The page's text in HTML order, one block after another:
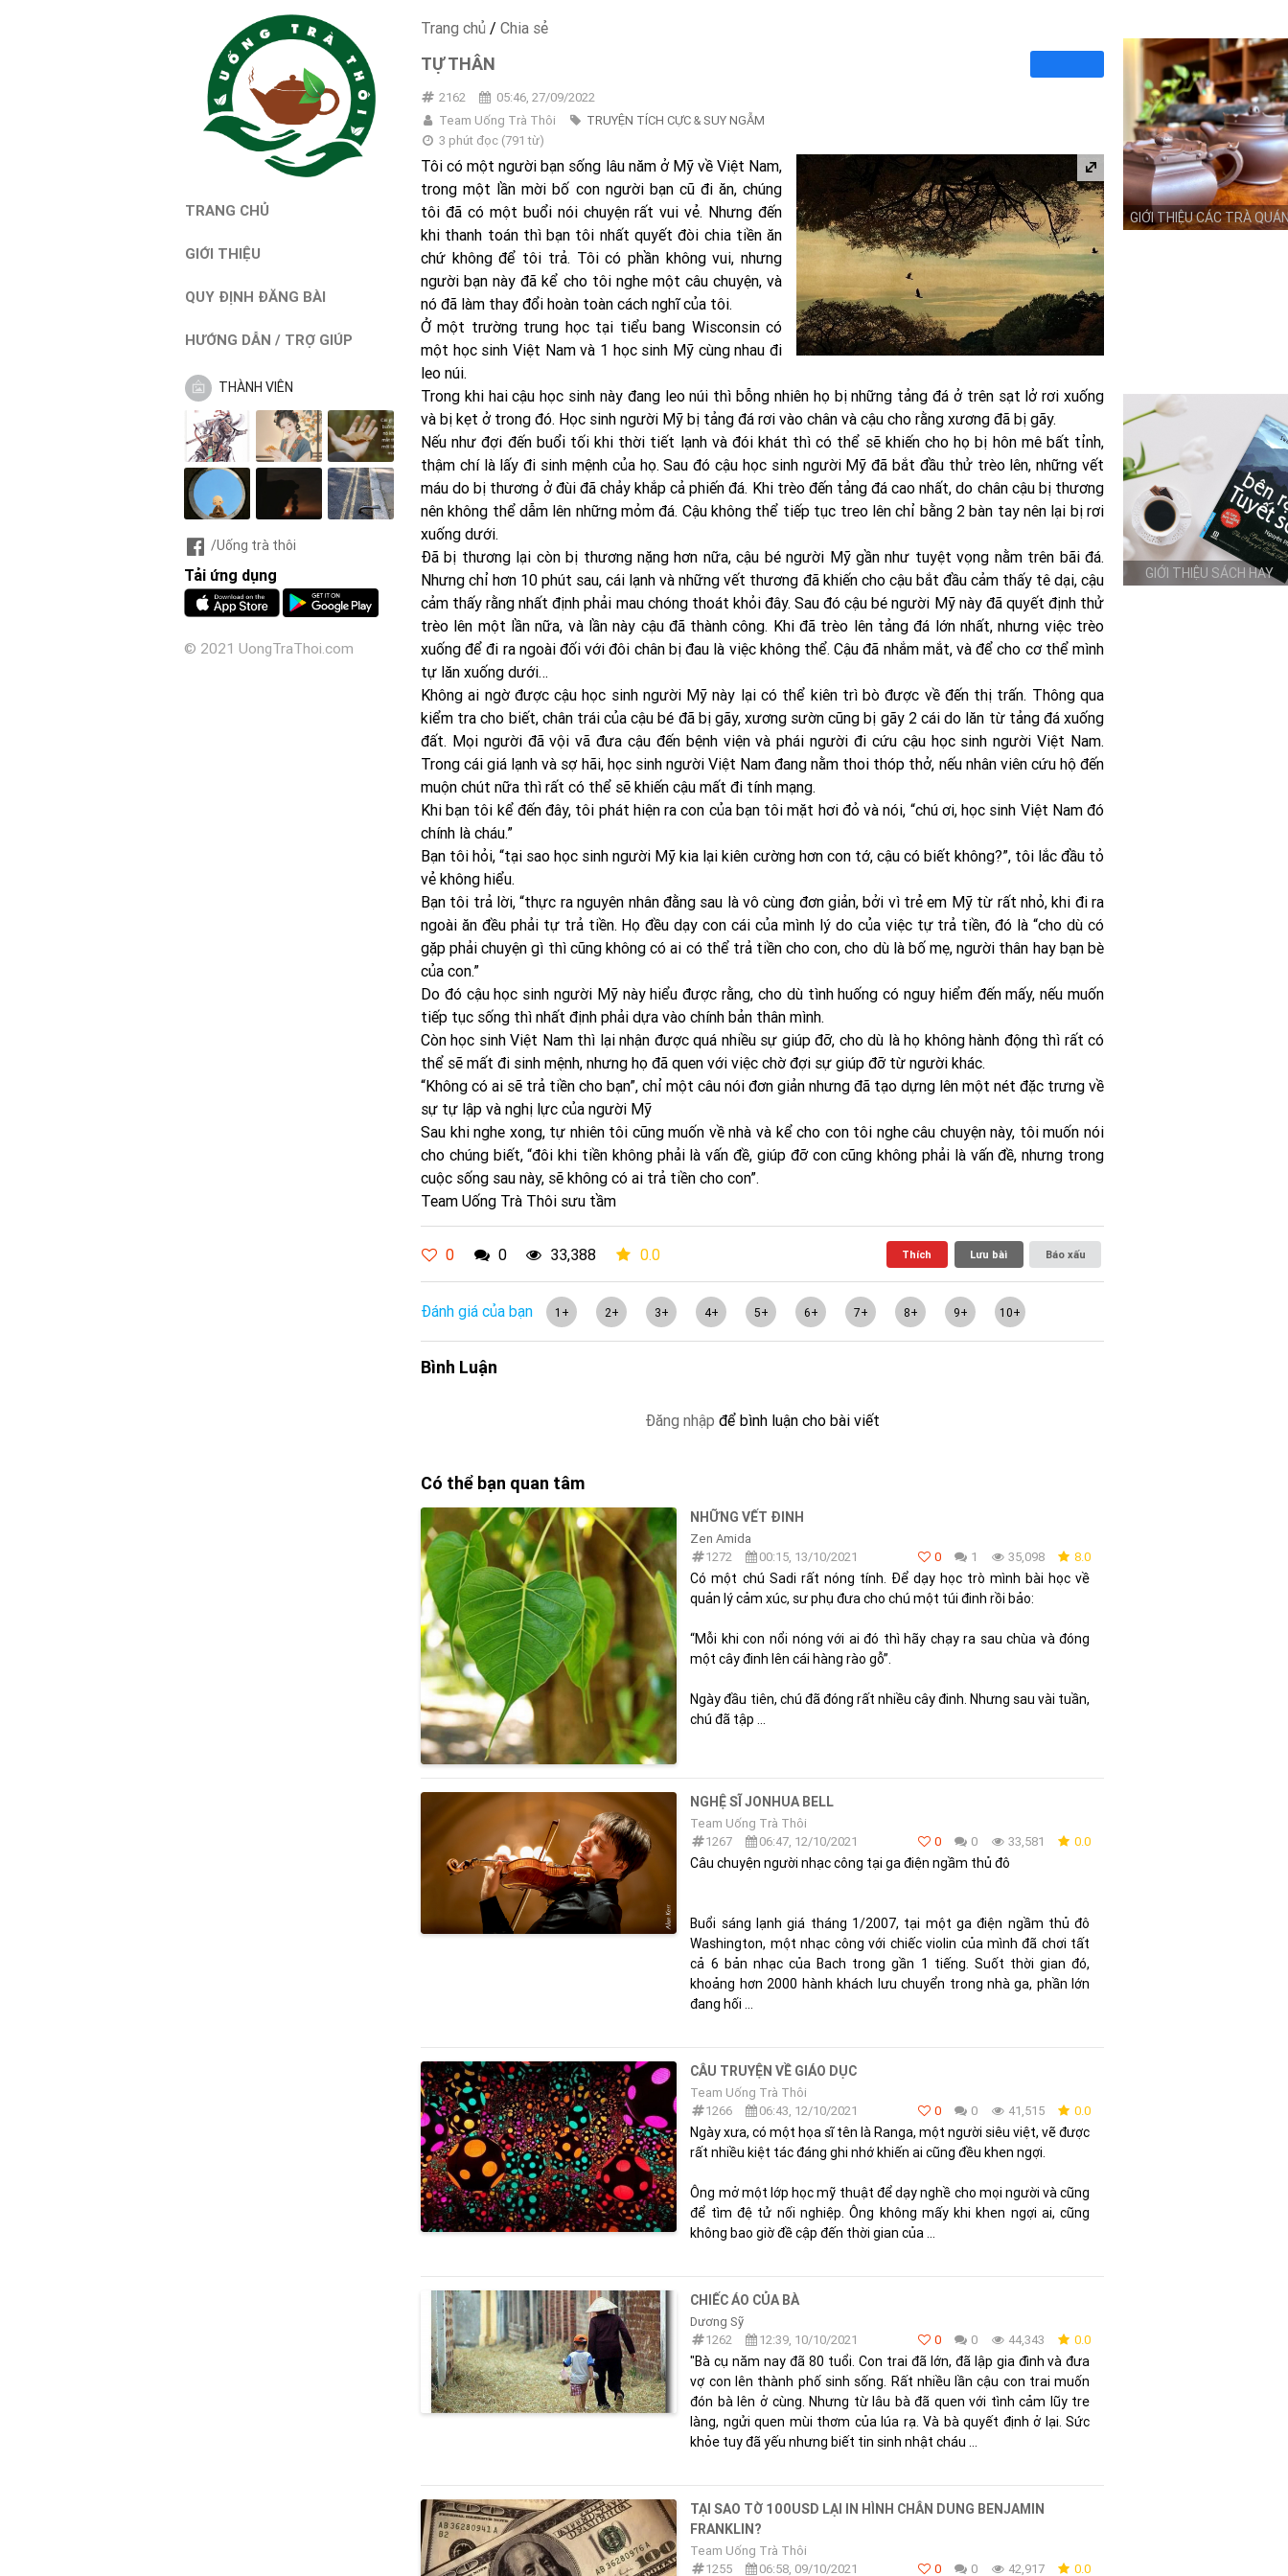
TRANG CHỦ
GIỚI THIỆU
QUY ĐỊNH ĐĂNG BÀI
HƯỚNG DẪN / TRỢ GIÚP
THÀNH VIÊN
/Uống trà thôi
Tải ứng dụng
© 2021 UongTraThoi.com
Trang chủ / Chia sẻ
TỰ THÂN
2162
05:46, 27/09/2022
Team Uống Trà Thôi
TRUYỆN TÍCH CỰC & SUY NGẪM
3 phút đọc(791 từ)
Tôi có một người bạn sống lâu năm ở Mỹ về Việt Nam,
trong một lần mời bố con người bạn cũ đi ăn, chúng
tôi đã có một buổi nói chuyện rất vui vẻ. Nhưng đến
khi thanh toán thì bạn tôi nhất quyết đòi chia tiền ăn
chứ không để tôi trả. Tôi có phần không vui, nhưng
người bạn này đã kể cho tôi nghe một câu chuyện, và
nó đã làm thay đổi hoàn toàn cách nghĩ của tôi.
Ở một trường trung học tại tiểu bang Wisconsin có
một học sinh Việt Nam và 1 học sinh Mỹ cùng nhau đi
leo núi.
Trong khi hai cậu học sinh này đang leo núi thì bỗng nhiên họ bị những tảng đá ở trên sạt lở rơi xuống
và bị kẹt ở trong đó. Học sinh người Mỹ bị tảng đá rơi vào chân và cậu cho rằng xương đã bị gãy.
Nếu như đợi đến buổi tối khi thời tiết lạnh và đói khát thì có thể sẽ khiến cho họ bị hôn mê bất tỉnh,
thậm chí là lấy đi sinh mệnh của họ. Sau đó cậu học sinh người Mỹ đã bắt đầu thử trèo lên, những vết
máu do bị thương ở đùi đã chảy khắp cả phiến đá. Khi trèo đến tảng đá cao nhất, do chân cậu bị thương
nên không thể dẫm lên những mỏm đá. Cậu không thể tiếp tục treo lên chỉ bằng 2 bàn tay nên lại bị rơi
xuống dưới.
Đã bị thương lại còn bị thương nặng hơn nữa, cậu bé người Mỹ gần như tuyệt vọng nằm trên bãi đá.
Nhưng chỉ hơn 10 phút sau, cái lạnh và những vết thương đã khiến cho cậu bắt đầu cảm thấy tê dại, cậu
cảm thấy rằng nhất định phải mau chóng thoát khỏi đây. Sau đó cậu bé người Mỹ này đã quyết định thử
trèo lên một lần nữa, và lần này cậu đã thành công. Khi đã trèo lên tảng đá lớn nhất, nhưng việc trèo
xuống để đi ra ngoài đối với đôi chân bị đau là việc không thể. Cậu đã nhắm mắt, và để cho cơ thể mình
tự lăn xuống dưới…
Không ai ngờ được cậu học sinh người Mỹ này lại có thể kiên trì bò được về đến thị trấn. Thông qua
kiểm tra cho biết, chân trái của cậu bé đã bị gãy, xương sườn cũng bị gãy 2 cái do lăn từ tảng đá xuống
đất. Mọi người đã vội vã đưa cậu đến bệnh viện và phái người đi cứu cậu học sinh người Việt Nam.
Trong cái giá lạnh và sợ hãi, học sinh người Việt Nam đang nằm thoi thóp thở, nếu nhân viên cứu hộ đến
muộn chút nữa thì rất có thể sẽ khiến cậu mất đi tính mạng.
Khi bạn tôi kể đến đây, tôi phát hiện ra con của bạn tôi mặt hơi đỏ và nói, “chú ơi, học sinh Việt Nam đó
chính là cháu.”
Bạn tôi hỏi, “tại sao học sinh người Mỹ kia lại kiên cường hơn con tớ, cậu có biết không?”, tôi lắc đầu tỏ
vẻ không hiểu.
Bạn tôi trả lời, “thực ra nguyên nhân đằng sau là vô cùng đơn giản, bởi vì trẻ em Mỹ từ rất nhỏ, khi đi ra
ngoài ăn đều phải tự trả tiền. Họ đều dạy con cái của mình lý do của việc tự trả tiền, đó là “cho dù có
gặp phải chuyện gì thì cũng không có ai có thể trả tiền cho con, cho dù là bố mẹ, người thân hay bạn bè
của con.”
Do đó cậu học sinh người Mỹ này hiểu được rằng, cho dù tình huống có nguy hiểm đến mấy, nếu muốn
tiếp tục sống thì nhất định phải dựa vào chính bản thân mình.
Còn học sinh Việt Nam thì lại nhận được quá nhiều sự giúp đỡ, cho dù là họ không hành động thì rất có
thể sẽ mất đi sinh mệnh, nhưng họ đã quen với việc chờ đợi sự giúp đỡ từ người khác.
“Không có ai sẽ trả tiền cho bạn”, chỉ một câu nói đơn giản nhưng đã tạo dựng lên một nét đặc trưng về
sự tự lập và nghị lực của người Mỹ
Sau khi nghe xong, tự nhiên tôi cũng muốn về nhà và kể cho con tôi nghe câu chuyện này, tôi muốn nói
cho chúng biết, “đôi khi tiền không phải là vấn đề, giúp đỡ con cũng không phải là vấn đề, nhưng trong
cuộc sống sau này, sẽ không có ai trả tiền cho con”.
Team Uống Trà Thôi sưu tầm
0 0 33,388 0.0 Thích Lưu bài Báo xấu
Đánh giá của bạn 1+ 2+ 3+ 4+ 5+ 6+ 7+ 8+ 9+ 10+
Bình Luận
Đăng nhập để bình luận cho bài viết
Có thể bạn quan tâm
NHỮNG VẾT ĐINH
Zen Amida
1272
00:15, 13/10/2021 0 1 35,098 8.0
Có một chú Sadi rất nóng tính. Để dạy học trò mình bài học về
quản lý cảm xúc, sư phụ đưa cho chú một túi đinh rồi bảo:
“Mỗi khi con nổi nóng với ai đó thì hãy chạy ra sau chùa và đóng
một cây đinh lên cái hàng rào gỗ”.
Ngày đầu tiên, chú đã đóng rất nhiều cây đinh. Nhưng sau vài tuần,
chú đã tập ...
NGHỆ SĨ JONHUA BELL
Team Uống Trà Thôi
1267
06:47, 12/10/2021 0 0 33,581 0.0
Câu chuyện người nhạc công tại ga điện ngầm thủ đô
Buổi sáng lạnh giá tháng 1/2007, tại một ga điện ngầm thủ đô
Washington, một nhạc công với chiếc violin của mình đã chơi tất
cả 6 bản nhạc của Bach trong gần 1 tiếng. Suốt thời gian đó,
khoảng hơn 2000 hành khách lưu chuyển trong nhà ga, phần lớn
đang hối ...
CÂU TRUYỆN VỀ GIÁO DỤC
Team Uống Trà Thôi
1266
06:43, 12/10/2021 0 0 41,515 0.0
Ngày xưa, có một họa sĩ tên là Ranga, một người siêu việt, vẽ được
rất nhiều kiệt tác đáng ghi nhớ khiến ai cũng đều khen ngợi.
Ông mở một lớp học mỹ thuật để dạy nghề cho mọi người và cũng
để tìm đệ tử nối nghiệp. Ông không mấy khi khen ngợi ai, cũng
không bao giờ đề cập đến thời gian của ...
CHIẾC ÁO CỦA BÀ
Dương Sỹ
1262
12:39, 10/10/2021 0 0 44,343 0.0
"Bà cụ năm nay đã 80 tuổi. Con trai đã lớn, đã lập gia đình và đưa
vợ con lên thành phố sinh sống. Rất nhiều lần cậu con trai muốn
đón bà lên ở cùng. Nhưng từ lâu bà đã quen với tình cảm lũy tre
làng, ngửi quen mùi thơm của lúa rạ. Và bà quyết định ở lại. Sức
khỏe tuy đã yếu nhưng biết tin sinh nhật cháu ...
TẠI SAO TỜ 100USD LẠI IN HÌNH CHÂN DUNG BENJAMIN
FRANKLIN?
Team Uống Trà Thôi
1255
06:58, 09/10/2021 0 0 42,917 0.0
GIỚI THIỆU CÁC TRÀ
GIỚI THIỆU SÁCH HAY